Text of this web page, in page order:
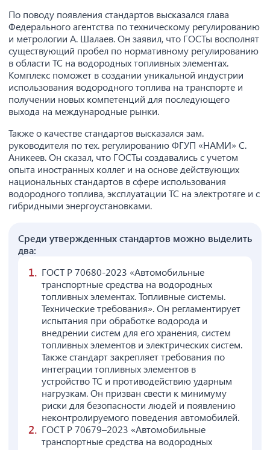
По поводу появления стандартов высказался глава
Федерального агентства по техническому регулированию
и метрологии А. Шалаев. Он заявил, что ГОСТы восполнят
существующий пробел по нормативному регулированию
в области ТС на водородных топливных элементах.
Комплекс поможет в создании уникальной индустрии
использования водородного топлива на транспорте и
получении новых компетенций для последующего
выхода на международные рынки.
Также о качестве стандартов высказался зам.
руководителя по тех. регулированию ФГУП «НАМИ» С.
Аникеев. Он сказал, что ГОСТы создавались с учетом
опыта иностранных коллег и на основе действующих
национальных стандартов в сфере использования
водородного топлива, эксплуатации ТС на электротяге и с
гибридными энергоустановками.
Среди утвержденных стандартов можно выделить
два:
ГОСТ Р 70680-2023 «Автомобильные
транспортные средства на водородных
топливных элементах. Топливные системы.
Технические требования». Он регламентирует
испытания при обработке водорода и
внедрении систем для его хранения, систем
топливных элементов и электрических систем.
Также стандарт закрепляет требования по
интеграции топливных элементов в
устройство ТС и противодействию ударным
нагрузкам. Он призван свести к минимуму
риски для безопасности людей и появлению
неконтролируемого поведения автомобилей.
ГОСТ Р 70679–2023 «Автомобильные
транспортные средства на водородных